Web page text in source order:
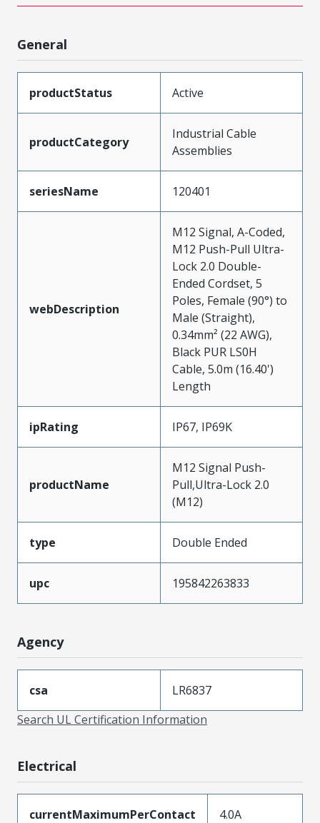
General
productStatus Active
productCategory
Industrial Cable
Assemblies
seriesName 120401
webDescription
M12 Signal, A-Coded,
M12 Push-Pull Ultra-
Lock 2.0 Double-
Ended Cordset, 5
Poles, Female (90°) to
Male (Straight),
0.34mm² (22 AWG),
Black PUR LS0H
Cable, 5.0m (16.40')
Length
ipRating IP67, IP69K
productName
M12 Signal Push-
Pull,Ultra-Lock 2.0
(M12)
type Double Ended
upc 195842263833
Agency
csa
LR6837
Search UL Certification Information
Electrical
currentMaximumPerContact 4.0A